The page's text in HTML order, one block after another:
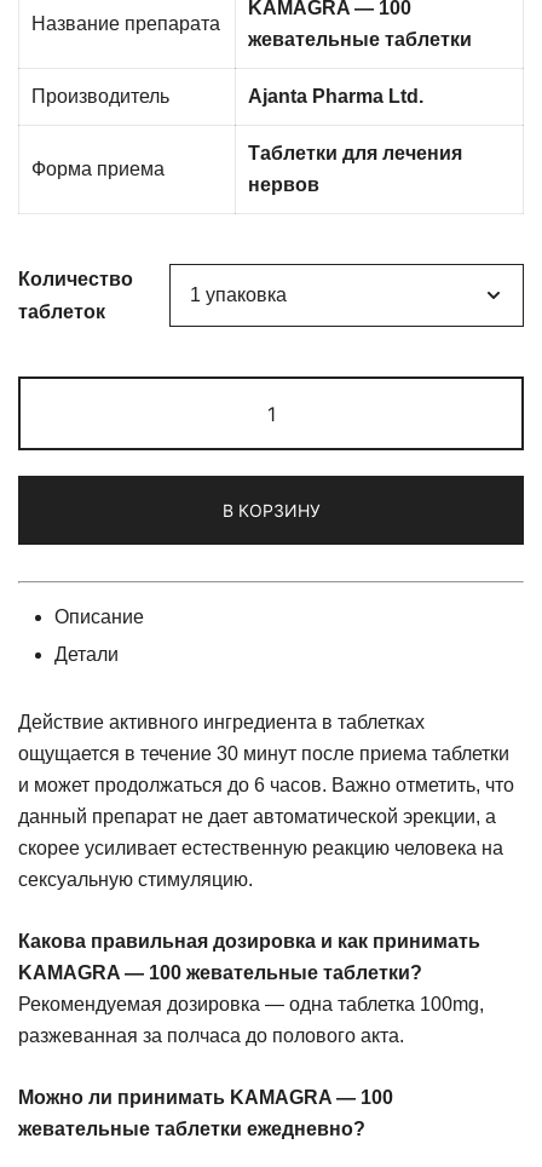
Название препарата
KAMAGRA — 100
жевательные таблетки
Производитель Ajanta Pharma Ltd.
Форма приема
Таблетки для лечения
нервов
Количество
таблеток
товара
KAMAGRA
100
Polo
жевательные
В КОРЗИНУ
Описание
Детали
Действие активного ингредиента в таблетках
ощущается в течение 30 минут после приема таблетки
и может продолжаться до 6 часов. Важно отметить, что
данный препарат не дает автоматической эрекции, а
скорее усиливает естественную реакцию человека на
сексуальную стимуляцию.
Какова правильная дозировка и как принимать
KAMAGRA — 100 жевательные таблетки?
Рекомендуемая дозировка — одна таблетка 100mg,
разжеванная за полчаса до полового акта.
Можно ли принимать KAMAGRA — 100
жевательные таблетки ежедневно?